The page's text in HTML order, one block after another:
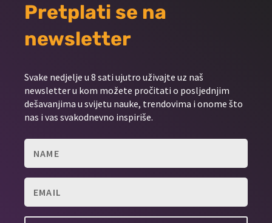
Pretplati se na
newsletter
Svake nedjelje u 8 sati ujutro uživajte uz naš
newsletter u kom možete pročitati o posljednjim
dešavanjima u svijetu nauke, trendovima i onome što
nas i vas svakodnevno inspiriše.